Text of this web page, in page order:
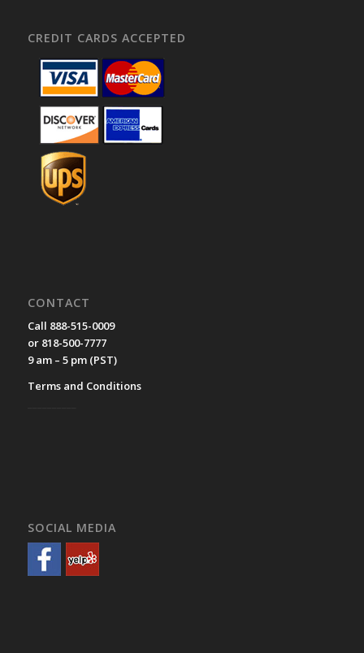
CREDIT CARDS ACCEPTED
CONTACT
Call 888-515-0009
or 818-500-7777
9 am – 5 pm (PST)
Terms and Conditions
SOCIAL MEDIA